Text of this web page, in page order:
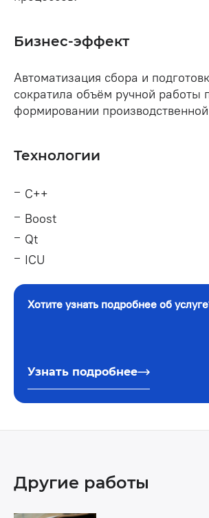
Бизнес-эффект
Автоматизация сбора и
сократила объём ручной работы
формировании производственной
Технологии
С++
Boost
Qt
ICU
Хотите узнать подробнее об
Узнать подробнее
Другие работы